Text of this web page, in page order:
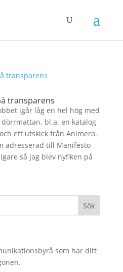
transparens
igår låg en hel hög med
bl.a. en katalog
ett utskick från Animero.
adresserad till Manifesto
så jag blev nyfiken på
som har ditt